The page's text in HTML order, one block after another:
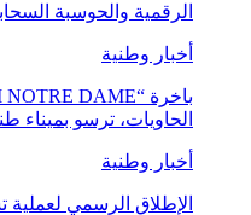
الرقمية والحوسبة
أخبار وطنية
الحاويات، ترسو بميناء
أخبار وطنية
الإطلاق الرسمي